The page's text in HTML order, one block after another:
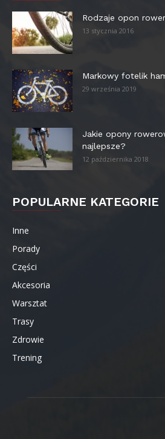
Rodzaje opon
13 stycznia 2016
Markowy fotelik
29 września 2019
Jakie opony
najlepsze?
12 października 2018
POPULARNE KATEGORIE
Inne
Porady
Części
Akcesoria
Warsztat
Trasy
Zdrowie
Trening